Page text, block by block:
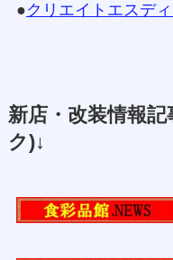
●クリエイトエスデ
新店・改装情報
ク)↓